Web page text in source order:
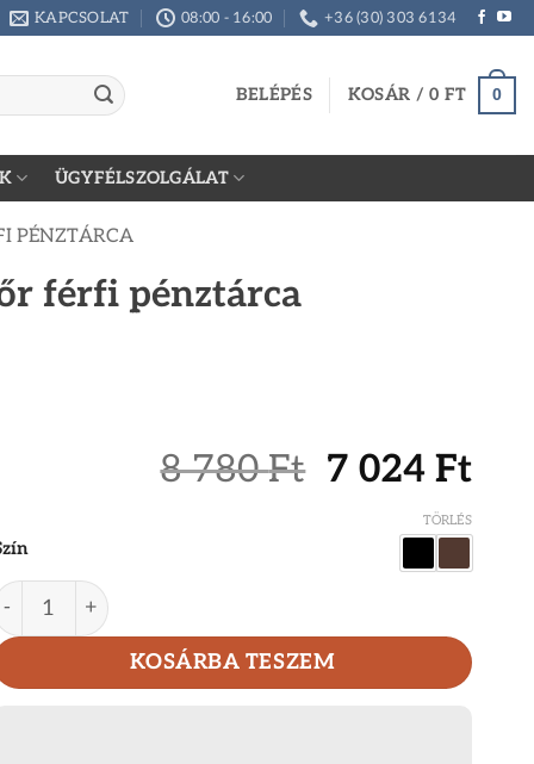
KAPCSOLAT 08:00 - 16:00 +36 (30) 303 6134
BELÉPÉS KOSÁR /0 FT 0
ÜGYFÉLSZOLGÁLAT
PÉNZTÁRCA
férfi pénztárca
8 780Ft Original
was:
7 024 Ft
is:
7
TÖRLÉS
GreenDeed bőr férfi pénztárca GDH6002L/T
KOSÁRBA TESZEM